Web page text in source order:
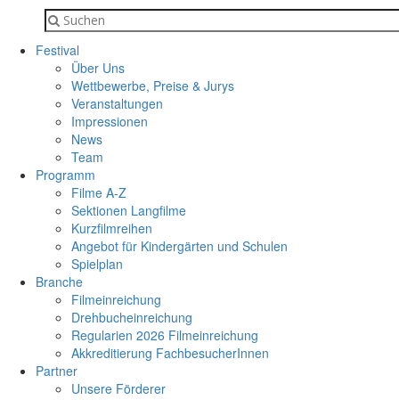
Festival
Über Uns
Wettbewerbe, Preise & Jurys
Veranstaltungen
Impressionen
News
Team
Programm
Filme A-Z
Sektionen Langfilme
Kurzfilmreihen
Angebot für Kindergärten und Schulen
Spielplan
Branche
Filmeinreichung
Drehbucheinreichung
Regularien 2026 Filmeinreichung
Akkreditierung FachbesucherInnen
Partner
Unsere Förderer